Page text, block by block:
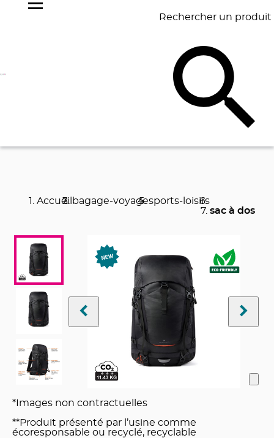
Rechercher un produit
BAGAGERIE BUREAU
Accueil bagage-voyagesports-loisirs
sac à dos
*Images non contractuelles
**Produit présenté par l’usine comme
écoresponsable ou recyclé, recyclable